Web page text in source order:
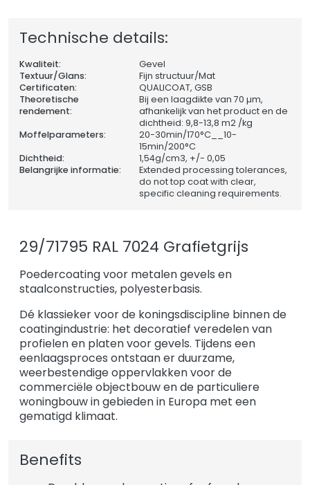
Technische details:
Kwaliteit:
Gevel
Textuur/Glans:
Fijn structuur/Mat
Certificaten:
QUALICOAT, GSB
Theoretische
rendement:
Bij een laagdikte van 70 µm,
afhankelijk van het product en de
dichtheid: 9,8-13,8 m2 /kg
Moffelparameters:
20-30min/170°C__10-
15min/200°C
Dichtheid:
1,54g/cm3, +/- 0,05
Belangrijke informatie:
Extended processing tolerances,
do not top coat with clear,
specific cleaning requirements.
29/71795 RAL 7024 Grafietgrijs
Poedercoating voor metalen gevels en
staalconstructies, polyesterbasis.
Dé klassieker voor de koningsdiscipline binnen de
coatingindustrie: het decoratief veredelen van
profielen en platen voor gevels. Tijdens een
eenlaagsproces ontstaan er duurzame,
weerbestendige oppervlakken voor de
commerciële objectbouw en de particuliere
woningbouw in gebieden in Europa met een
gematigd klimaat.
Benefits